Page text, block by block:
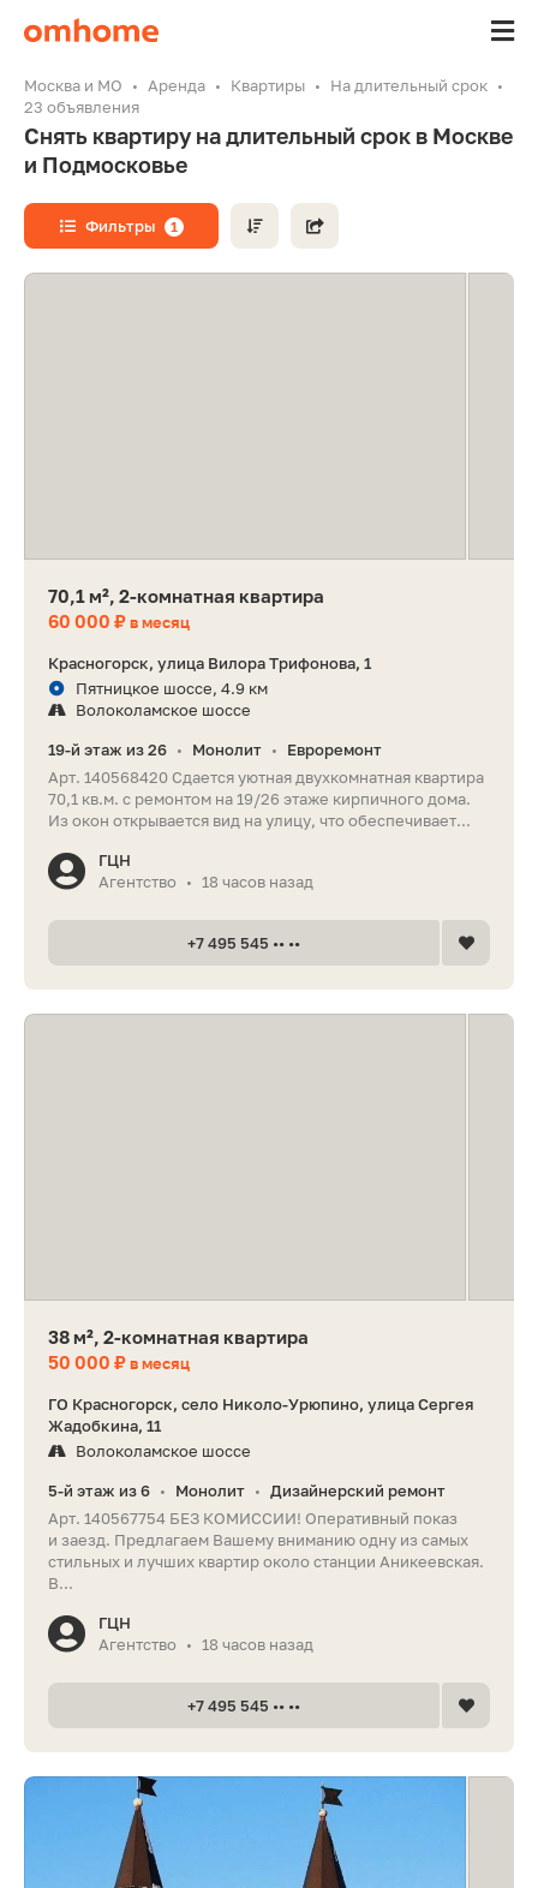
Москва и МО Аренда Квартиры
На длительный срок
23 объявления
Снять квартиру на длительный срок в Москве
и Подмосковье
Фильтры 1
70,1 м², 2-комнатная квартира
60 000 ₽в месяц
Красногорск, улица Вилора Трифонова, 1
Пятницкое шоссе, 4.9 км
Волоколамское шоссе
19-й этаж из 26 • Монолит •
Евроремонт
Арт. 140568420 Сдается уютная двухкомнатная квартира
70,1 кв.м. с ремонтом на 19/26 этаже кирпичного дома.
Из окон открывается вид на улицу, что обеспечивает...
ГЦН
Агентство
• 18 часов назад
+7 495 545 •• ••
38 м², 2-комнатная квартира
50 000 ₽в месяц
ГО Красногорск, село Николо-Урюпино, улица Сергея
Жадобкина, 11
Волоколамское шоссе
5-й этаж из 6 • Монолит • Дизайнерский ремонт
Арт. 140567754 БЕЗ КОМИССИИ! Оперативный показ
и заезд. Предлагаем Вашему вниманию одну из самых
стильных и лучших квартир около станции Аникеевская.
В...
ГЦН
Агентство
• 18 часов назад
+7 495 545 •• ••